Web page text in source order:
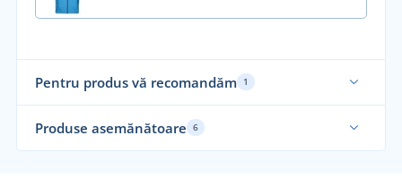
Pentru produs vă recomandăm 1
Produse asemănătoare 6